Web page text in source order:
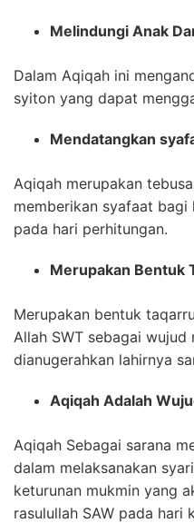
Melindungi Anak
Dalam Aqiqah ini
syiton yang dapat
Mendatangkan
Aqiqah merupakan
memberikan syafaat
pada hari perhitungan.
Merupakan Bentuk
Merupakan bentuk
Allah SWT sebagai
dianugerahkan lahirnya
Aqiqah Adalah
Aqiqah Sebagai sarana
dalam melaksanakan
keturunan mukmin yang
rasulullah SAW pada hari